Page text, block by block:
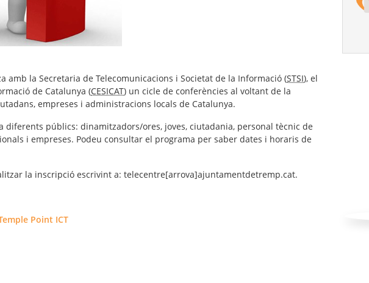
amb la Secretaria de Telecomunicacions i Societat de la Informació (STSI), el
de Catalunya (CESICAT) un cicle de conferències al voltant de la
empreses i administracions locals de Catalunya.
diferents públics: dinamitzadors/ores, joves, ciutadania, personal tècnic de
i empreses. Podeu consultar el programa per saber dates i horaris de
la inscripció escrivint a: telecentre[arrova]ajuntamentdetremp.cat.
Point ICT